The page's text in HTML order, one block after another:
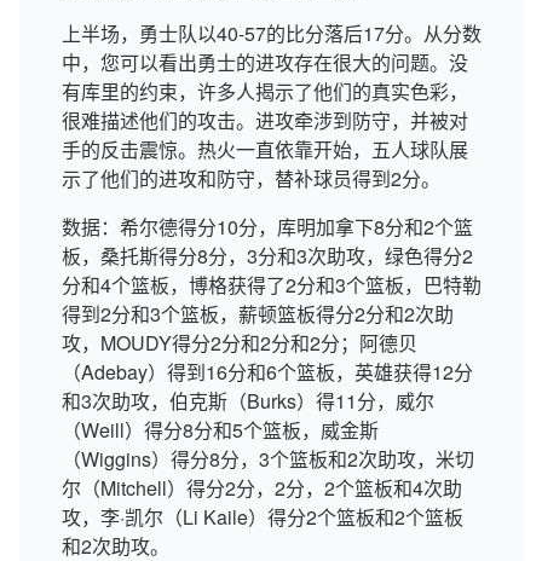
上半场，勇士队以40-57的比分落后17分。从分数
中，您可以看出勇士的进攻存在很大的问题。没
有库里的约束，许多人揭示了他们的真实色彩，
很难描述他们的攻击。进攻牵涉到防守，并被对
手的反击震惊。热火一直依靠开始，五人球队展
示了他们的进攻和防守，替补球员得到2分。
数据：希尔德得分10分，库明加拿下8分和2个篮
板，桑托斯得分8分，3分和3次助攻，绿色得分2
分和4个篮板，博格获得了2分和3个篮板，巴特勒
得到2分和3个篮板，薪顿篮板得分2分和2次助
攻，MOUDY得分2分和2分和2分；阿德贝
（Adebay）得到16分和6个篮板，英雄获得12分
和3次助攻，伯克斯（Burks）得11分，威尔
（Weill）得分8分和5个篮板，威金斯
（Wiggins）得分8分，3个篮板和2次助攻，米切
尔（Mitchell）得分2分，2分，2个篮板和4次助
攻，李·凯尔（Li Kaile）得分2个篮板和2个篮板
和2次助攻。